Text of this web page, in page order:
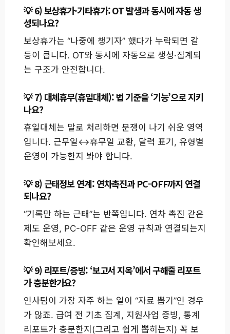
6) 보상휴가·기타휴가: OT 발생과 동시에 자동 생
성되나요?
보상휴가는 “나중에 챙기자” 했다가 누락되면 갈
등이 큽니다. OT와 동시에 자동으로 생성·집계되
는 구조가 안전합니다.
7) 대체휴무(휴일대체): 법 기준을 ‘기능’으로 지키
나요?
휴일대체는 말로 처리하면 분쟁이 나기 쉬운 영역
입니다. 근무일↔휴무일 교환, 달력 표기, 유형별
운영이 가능한지 봐야 합니다.
8) 근태정보 연계: 연차촉진과 PC-OFF까지 연결
되나요?
“기록만 하는 근태”는 반쪽입니다. 연차 촉진 같은
제도 운영, PC-OFF 같은 운영 규칙과 연결되는지
확인해보세요.
9) 리포트/증빙: ‘보고서 지옥’에서 구해줄 리포트
가 충분한가요?
인사팀이 가장 자주 하는 일이 “자료 뽑기”인 경우
가 많죠. 급여 전 기초 집계, 지원사업 증빙, 통계
리포트가 충분한지(그리고 쉽게 뽑히는지) 꼭 보